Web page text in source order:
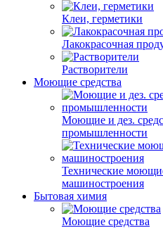
Клеи, герметики
Лакокрасочная
Растворители
Моющие средства
Моющие и дез.
промышленности
Технические
машиностроения
Бытовая химия
Моющие средства